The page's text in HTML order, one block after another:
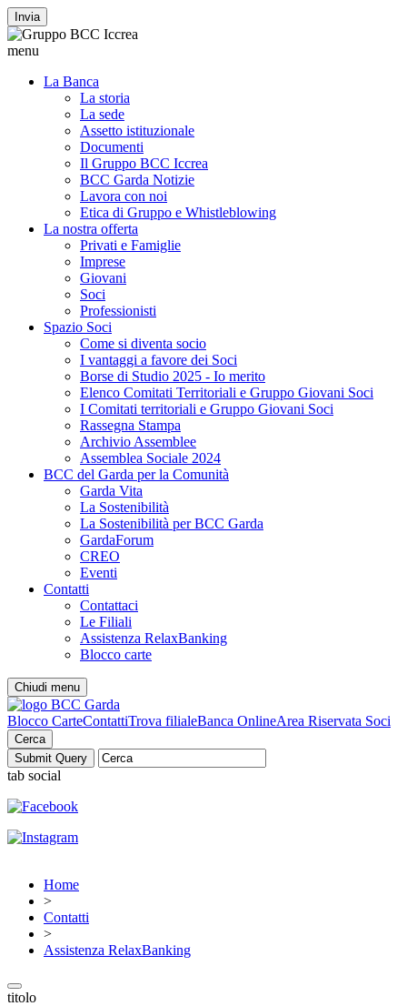
Invia
menu
La Banca
La storia
La sede
Assetto istituzionale
Documenti
Il Gruppo BCC Iccrea
BCC Garda Notizie
Lavora con noi
Etica di Gruppo e Whistleblowing
La nostra offerta
Privati e Famiglie
Imprese
Giovani
Soci
Professionisti
Spazio Soci
Come si diventa socio
I vantaggi a favore dei Soci
Borse di Studio 2025 - Io merito
Elenco Comitati Territoriali e Gruppo Giovani Soci
I Comitati territoriali e Gruppo Giovani Soci
Rassegna Stampa
Archivio Assemblee
Assemblea Sociale 2024
BCC del Garda per la Comunità
Garda Vita
La Sostenibilità
La Sostenibilità per BCC Garda
GardaForum
CREO
Eventi
Contatti
Contattaci
Le Filiali
Assistenza RelaxBanking
Blocco carte
Chiudi menu
Blocco CarteContattiTrova filialeBanca OnlineArea Riservata Soci
Cerca
tab social
Home
>
Contatti
>
Assistenza RelaxBanking
titolo